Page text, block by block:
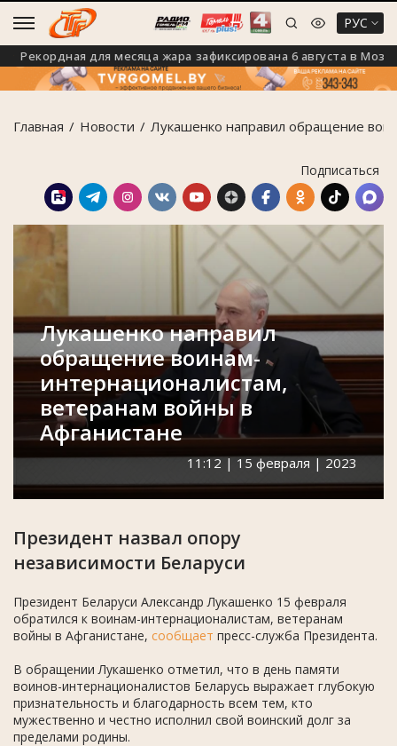
РУС
для месяца жара зафиксирована 6 августа в Мозыре
Главная Новости Лукашенко направил обращение
Подписаться
Лукашенко направил
обращение воинам-
интернационалистам,
ветеранам войны в
Афганистане
11:12 | 15 февраля | 2023
Президент назвал опору
независимости Беларуси
Президент Беларуси Александр Лукашенко 15 февраля
обратился к воинам-интернационалистам, ветеранам
войны в Афганистане, сообщает пресс-служба Президента.
В обращении Лукашенко отметил, что в день памяти
воинов-интернационалистов Беларусь выражает глубокую
признательность и благодарность всем тем, кто
мужественно и честно исполнил свой воинский долг за
пределами родины.